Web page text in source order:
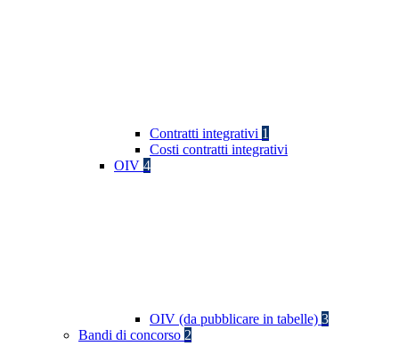
Contratti integrativi 1
Costi contratti integrativi
OIV 4
OIV (da pubblicare in tabelle) 3
Bandi di concorso 2